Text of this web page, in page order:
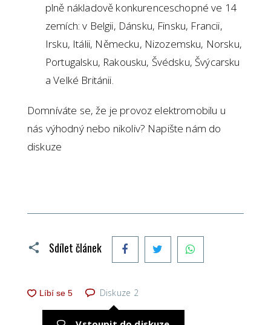
plně nákladově konkurenceschopné ve 14
zemích: v Belgii, Dánsku, Finsku, Francii,
Irsku, Itálii, Německu, Nizozemsku, Norsku,
Portugalsku, Rakousku, Švédsku, Švýcarsku
a Velké Británii.
Domníváte se, že je provoz elektromobilu u
nás výhodný nebo nikoliv? Napište nám do
diskuze
Sdílet článek FacebookTwitter
Diskuze 2